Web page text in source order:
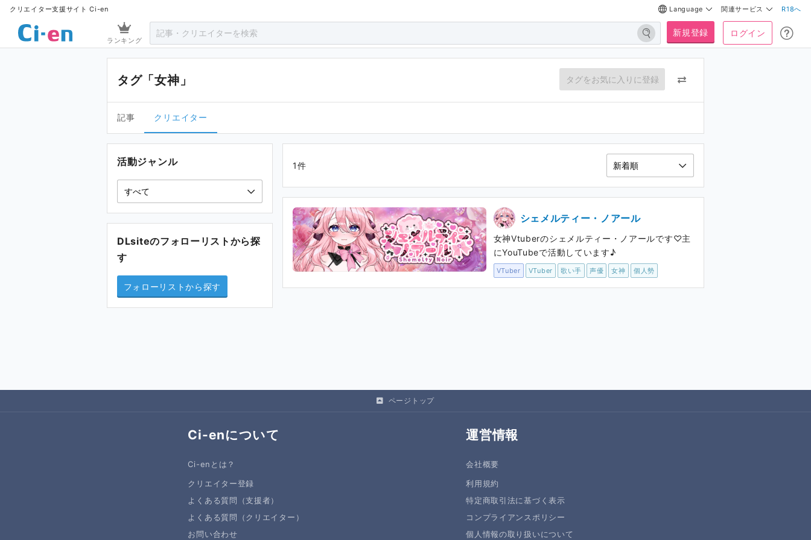
クリエイター支援サイト Ci-en Language 関連サービス R18へ
ランキング
新規登録 ログイン
タグ「女神」 タグをお気に入りに登録
記事 クリエイター
1件
シェメルティー・ノアール
女神Vtuberのシェメルティー・ノアールです♡主
にYouTubeで活動しています♪
VTuber VTuber 歌い手 声優 女神 個人勢
活動ジャンル
DLsiteのフォローリストから探
す
フォローリストから探す
ページトップ
Ci-enについて
Ci-enとは？
クリエイター登録
よくある質問（支援者）
よくある質問（クリエイター）
お問い合わせ
運営情報
会社概要
利用規約
特定商取引法に基づく表示
コンプライアンスポリシー
個人情報の取り扱いについて